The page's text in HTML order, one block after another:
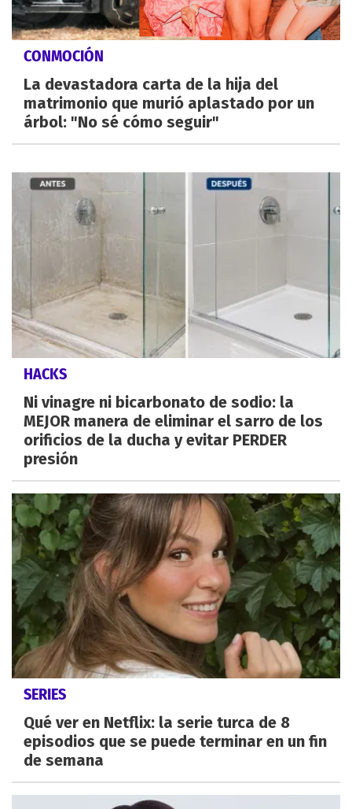
CONMOCIÓN
La devastadora carta de la hija del
matrimonio que murió aplastado por un
árbol: "No sé cómo seguir"
HACKS
Ni vinagre ni bicarbonato de sodio: la
MEJOR manera de eliminar el sarro de los
orificios de la ducha y evitar PERDER
presión
SERIES
Qué ver en Netflix: la serie turca de 8
episodios que se puede terminar en un fin
de semana